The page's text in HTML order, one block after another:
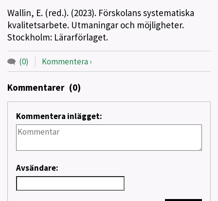
Wallin, E. (red.). (2023). Förskolans systematiska
kvalitetsarbete. Utmaningar och möjligheter.
Stockholm: Lärarförlaget.
(0) Kommentera
Kommentarer (0)
Kommentera inlägget:
Avsändare: